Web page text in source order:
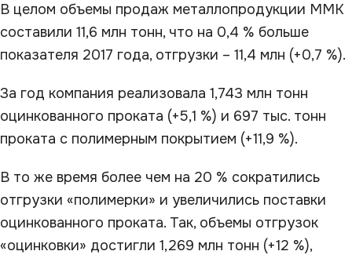
В целом объемы продаж металлопродукции ММК
составили 11,6 млн тонн, что на 0,4 % больше
показателя 2017 года, отгрузки – 11,4 млн (+0,7 %).
За год компания реализовала 1,743 млн тонн
оцинкованного проката (+5,1 %) и 697 тыс. тонн
проката с полимерным покрытием (+11,9 %).
В то же время более чем на 20 % сократились
отгрузки «полимерки» и увеличились поставки
оцинкованного проката. Так, объемы отгрузок
«оцинковки» достигли 1,269 млн тонн (+12 %),